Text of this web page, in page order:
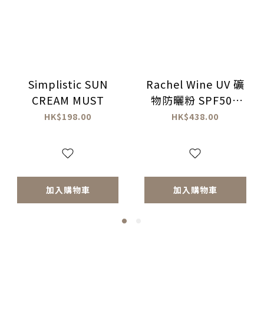
Simplistic SUN
CREAM MUST
HK$198.00
加入購物車
Rachel Wine UV 礦
物防曬粉 SPF50+
PA++++
HK$438.00
加入購物車